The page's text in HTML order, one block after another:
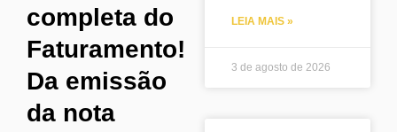
completa do
Faturamento!
Da emissão
da nota
LEIA MAIS »
3 de agosto de 2026